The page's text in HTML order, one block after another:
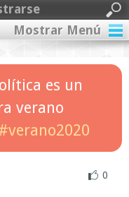
Mostrar Menú
es un
verano
0